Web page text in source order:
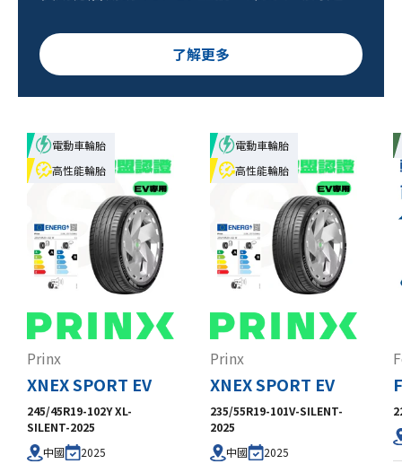
了解更多
電動車輪胎
高性能輪胎
Prinx
XNEX SPORT EV
245/45R19-102Y XL-
SILENT-2025
中國
2025
電動車輪胎
高性能輪胎
Prinx
XNEX SPORT EV
235/55R19-101V-SILENT-
2025
中國
2025